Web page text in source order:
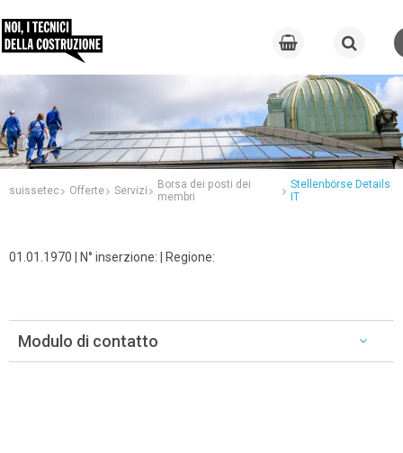
suissetec Offerte Servizi
Borsa dei posti dei
membri
Stellenbörse Details
IT
01.01.1970 | N° inserzione: | Regione:
Modulo di contatto